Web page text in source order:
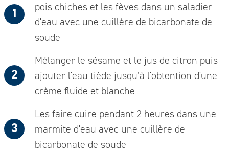
pois chiches et les fèves dans un saladier
d'eau avec une cuillère de bicarbonate de
soude
Mélanger le sésame et le jus de citron puis
ajouter l'eau tiède jusqu’à l'obtention d'une
crème fluide et blanche
Les faire cuire pendant 2 heures dans une
marmite d'eau avec une cuillère de
bicarbonate de soude